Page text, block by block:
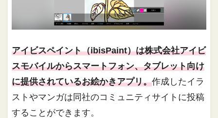
アイビスペイント（ibisPaint）は株式会社アイビ
スモバイルからスマートフォン、タブレット向け
に提供されているお絵かきアプリ。作成したイラ
ストやマンガは同社のコミュニティサイトに投稿
することができます。